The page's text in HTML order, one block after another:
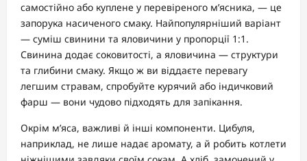
самостійно або куплене у перевіреного м’ясника, — це
запорука насиченого смаку. Найпопулярніший варіант
— суміш свинини та яловичини у пропорції 1:1.
Свинина додає соковитості, а яловичина — структури
та глибини смаку. Якщо ж ви віддаєте перевагу
легшим стравам, спробуйте курячий або індичковий
фарш — вони чудово підходять для запікання.
Окрім м’яса, важливі й інші компоненти. Цибуля,
наприклад, не лише надає аромату, а й робить котлети